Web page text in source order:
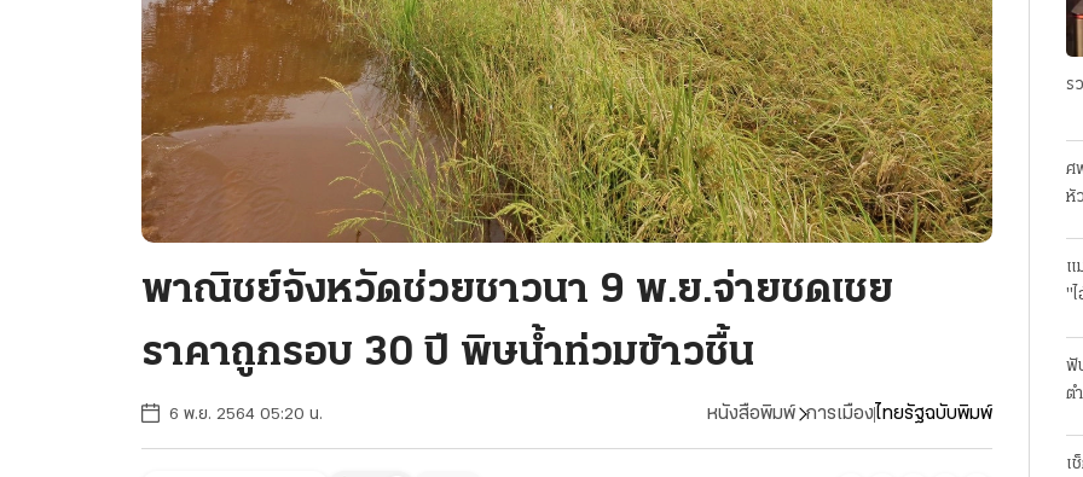
พาณิชย์จังหวัดช่วยชาวนา 9 พ.ย.จ่ายชดเชย
ราคาถูกรอบ 30 ปี พิษน้ำท่วมข้าวชื้น
6 พ.ย. 2564 05:20 น. หนังสือพิมพ์ การเมืองไทยรัฐฉบับพิมพ์
ร
ศ
หั
แ
"
ฟั
ต
เ